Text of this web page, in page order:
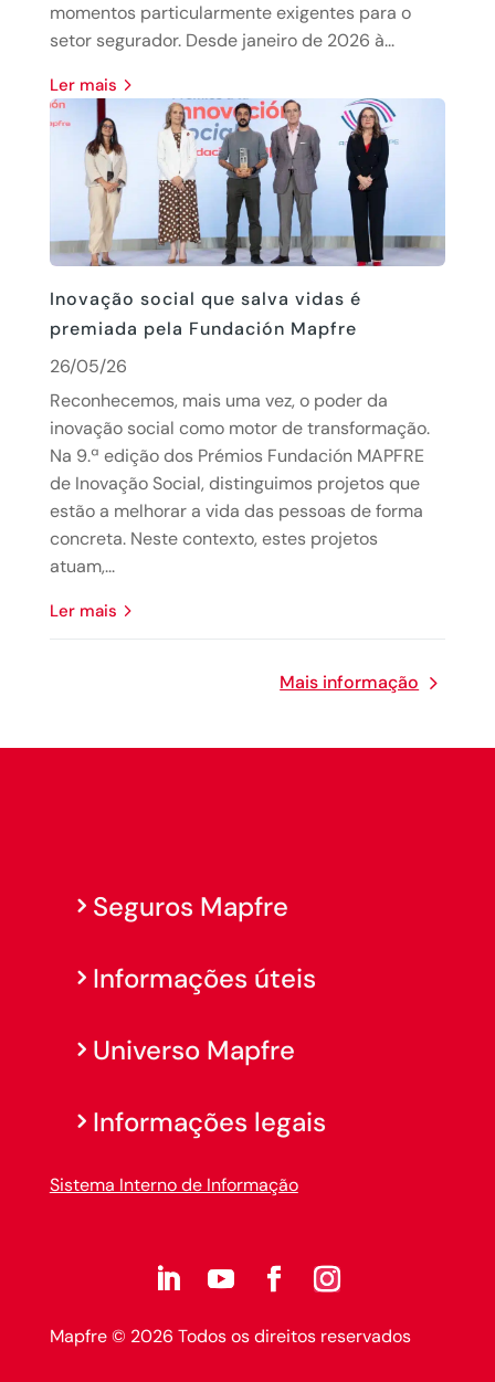
momentos particularmente exigentes para o
setor segurador. Desde janeiro de 2026 à...
Ler mais
Inovação social que salva vidas é
premiada pela Fundación Mapfre
26/05/26
Reconhecemos, mais uma vez, o poder da
inovação social como motor de transformação.
Na 9.ª edição dos Prémios Fundación MAPFRE
de Inovação Social, distinguimos projetos que
estão a melhorar a vida das pessoas de forma
concreta. Neste contexto, estes projetos
atuam,...
Ler mais
Mais informação
Seguros Mapfre
Informações úteis
Universo Mapfre
Informações legais
Sistema Interno de Informação
Mapfre © 2026 Todos os direitos reservados